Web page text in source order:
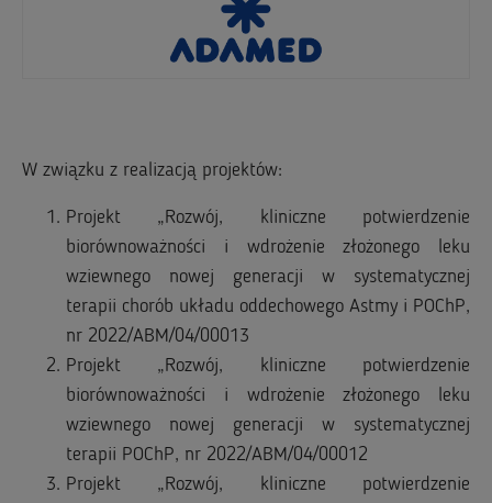
W związku z realizacją projektów:
Projekt „Rozwój, kliniczne potwierdzenie
biorównoważności i wdrożenie złożonego leku
wziewnego nowej generacji w systematycznej
terapii chorób układu oddechowego Astmy i POChP,
nr 2022/ABM/04/00013
Projekt „Rozwój, kliniczne potwierdzenie
biorównoważności i wdrożenie złożonego leku
wziewnego nowej generacji w systematycznej
terapii POChP, nr 2022/ABM/04/00012
Projekt „Rozwój, kliniczne potwierdzenie